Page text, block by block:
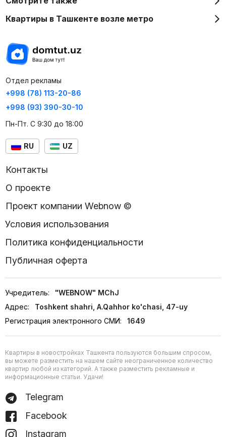
Квартиры в Ташкенте возле метро
Отдел рекламы
+998 (78) 113-20-86
+998 (93) 390-30-10
Пн-Пт. С 9:30 до 18:00
RU UZ
Контакты
О проекте
Проект компании Webnow ©
Условия использования
Политика конфиденциальности
Публичная оферта
Учредитель:
"WEBNOW" MChJ
Адрес:
Toshkent shahri, A.Qahhor ko'chasi, 47-uy
Регистрация электронного СМИ:
1649
Квартиры в новостройках Ташкента пользуются большим спросом,
вы можете разместить на нашем сайте неограниченное количество
квартир любой из категорий. А также разместить рекламные и
информационные статьи. Удачи!
Telegram
Facebook
Instagram